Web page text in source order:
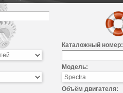
Каталожный номер:
Модель:
Объём двигателя: